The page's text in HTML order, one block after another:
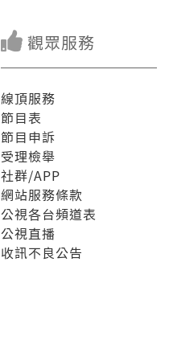
觀眾服務
線頂服務
節目表
節目申訴
受理檢舉
社群/APP
網站服務條款
公視各台頻道表
公視直播
收訊不良公告